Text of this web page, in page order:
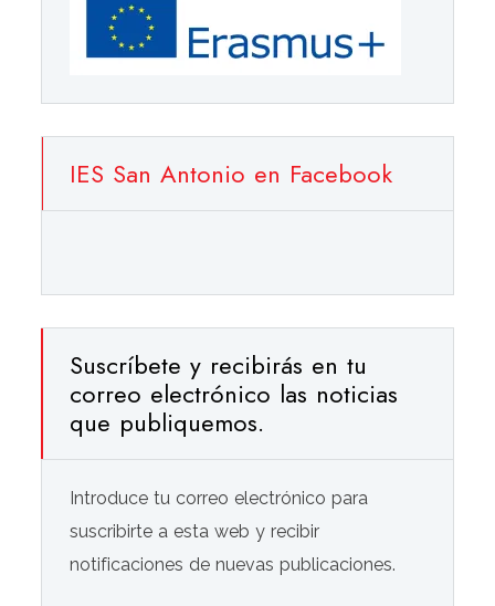
IES San Antonio en Facebook
Suscríbete y recibirás en tu
correo electrónico las noticias
que publiquemos.
Introduce tu correo electrónico para
suscribirte a esta web y recibir
notificaciones de nuevas publicaciones.